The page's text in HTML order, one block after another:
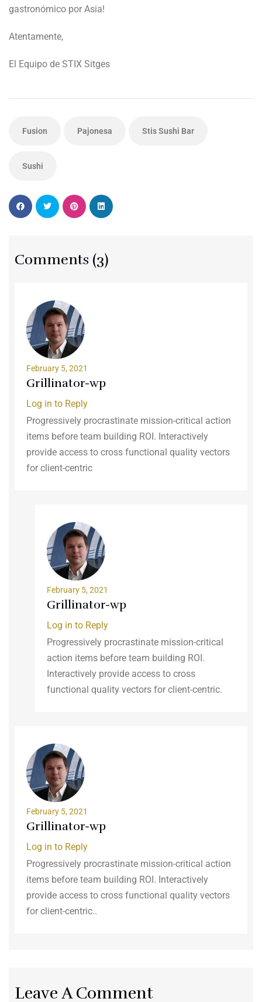
gastronómico por Asia!
Atentamente,
El Equipo de STIX Sitges
Fusion Pajonesa Stis Sushi Bar
Sushi
Comments (3)
February 5, 2021
Grillinator-wp
Log in to Reply
Progressively procrastinate mission-critical action
items before team building ROI. Interactively
provide access to cross functional quality vectors
for client-centric
February 5, 2021
Grillinator-wp
Log in to Reply
Progressively procrastinate mission-critical
action items before team building ROI.
Interactively provide access to cross
functional quality vectors for client-centric.
February 5, 2021
Grillinator-wp
Log in to Reply
Progressively procrastinate mission-critical action
items before team building ROI. Interactively
provide access to cross functional quality vectors
for client-centric..
Leave A Comment